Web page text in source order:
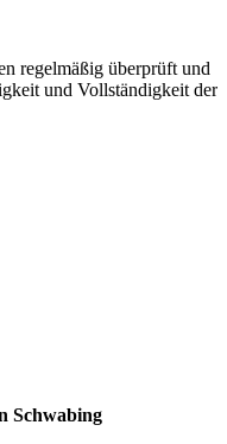
regelmäßig überprüft und
und Vollständigkeit der
Schwabing